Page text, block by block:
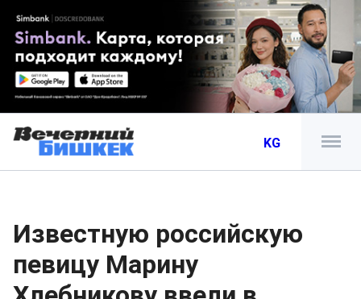
KG
Известную российскую
певицу Марину